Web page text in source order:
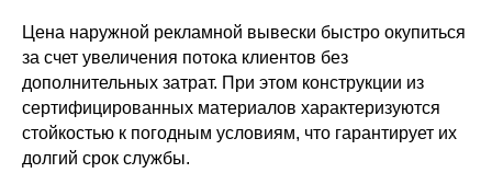
Цена наружной рекламной вывески быстро окупиться
за счет увеличения потока клиентов без
дополнительных затрат. При этом конструкции из
сертифицированных материалов характеризуются
стойкостью к погодным условиям, что гарантирует их
долгий срок службы.